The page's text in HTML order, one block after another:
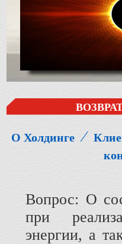
О Холдинге ⁄
Вопрос: О
при
энергии, а